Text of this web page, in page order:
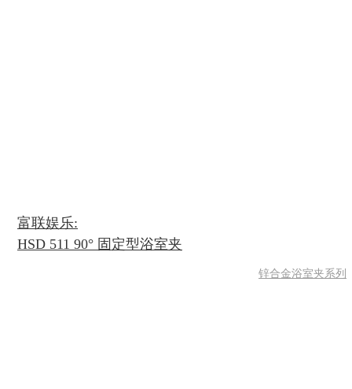
富联娱乐:
HSD 511 90° 固定型浴室夹
锌合金浴室夹系列